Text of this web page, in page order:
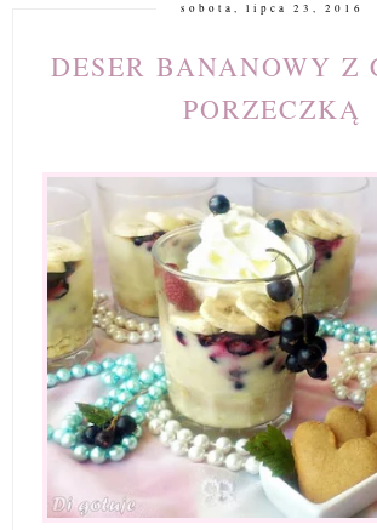
sobota, lipca 23, 2016
DESER BANANOWY Z
PORZECZKĄ